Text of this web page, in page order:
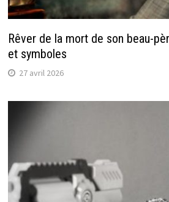
Rêver de la mort de son beau-
et symboles
27 avril 2026